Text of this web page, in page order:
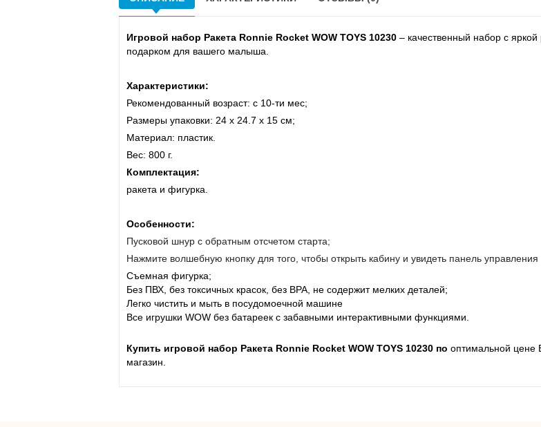
Игровой набор Ракета Ronnie Rocket WOW TOYS 10230 – качественный набор с
подарком для вашего малыша.
Характеристики:
Рекомендованный возраст: c 10-ти мес;
Размеры упаковки: 24 х 24.7 х 15 см;
Материал: пластик.
Вес: 800 г.
Комплектация:
ракета и фигурка.
Особенности:
Пусковой шнур с обратным отсчетом старта;
Нажмите волшебную кнопку для того, чтобы открыть кабину и увидеть панель управления
Съемная фигурка;
Без ПВХ, без токсичных красок, без BPA, не содержит мелких деталей;
Легко чистить и мыть в посудомоечной машине
Все игрушки WOW без батареек с забавными интерактивными функциями.
Купить игровой набор Ракета Ronnie Rocket WOW TOYS 10230 по оптимальной цене
магазин.